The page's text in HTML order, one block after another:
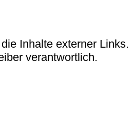
Inhalte externer Links.
verantwortlich.